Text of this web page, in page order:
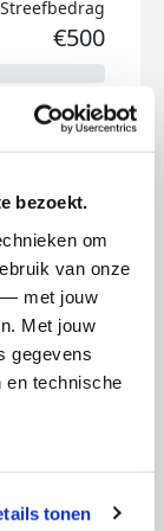
bezoekt.
om
van onze
— met jouw
Met jouw
gegevens
en technische
wijzigen of
tonen
Streefbedrag
€500